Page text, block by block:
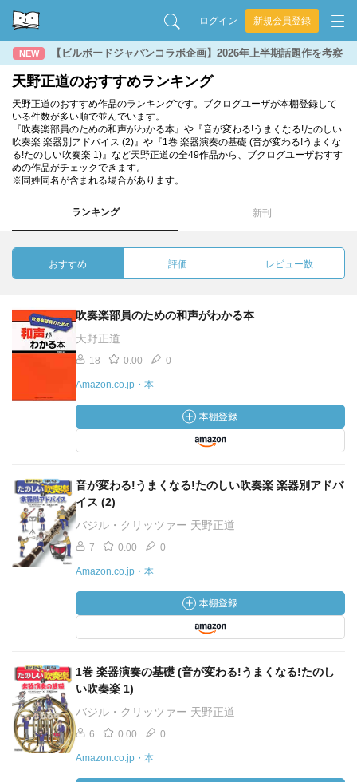
ログイン 新規会員登録
NEW 【ビルボードジャパンコラボ企画】2026年上半期話題作を考察
天野正道のおすすめランキング
天野正道のおすすめ作品のランキングです。ブクログユーザが本棚登録して
いる件数が多い順で並んでいます。
『吹奏楽部員のための和声がわかる本』や『音が変わる!うまくなる!たのしい
吹奏楽 楽器別アドバイス (2)』や『1巻 楽器演奏の基礎 (音が変わる!うまくな
る!たのしい吹奏楽 1)』など天野正道の全49作品から、ブクログユーザおすす
めの作品がチェックできます。
※同姓同名が含まれる場合があります。
ランキング 新刊
おすすめ 評価 レビュー数
吹奏楽部員のための和声がわかる本
天野正道
18 0.00 0
Amazon.co.jp・本
音が変わる!うまくなる!たのしい吹奏楽 楽器別アドバ
イス (2)
バジル・クリッツァー 天野正道
7 0.00 0
Amazon.co.jp・本
1巻 楽器演奏の基礎 (音が変わる!うまくなる!たのし
い吹奏楽 1)
バジル・クリッツァー 天野正道
6 0.00 0
Amazon.co.jp・本